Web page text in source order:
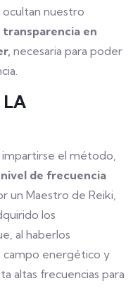
ocultan nuestro
en
necesaria para poder
LA
impartirse el método,
de frecuencia
un Maestro de Reiki,
los
al haberlos
campo energético y
altas frecuencias para